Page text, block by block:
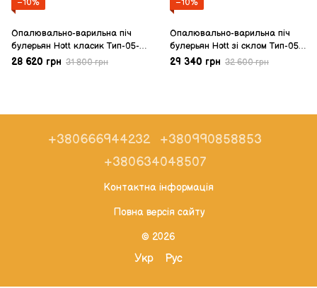
−10%
Опалювально-варильна піч
булерьян Hott класик Тип-05-
1300 м3
28 620 грн 31 800 грн
−10%
Опалювально-варильна піч
булерьян Hott зі склом Тип-05-
1300 м3
29 340 грн 32 600 грн
+380666944232
+380990858853
+380634048507
Контактна інформація
Повна версія сайту
© 2026
Укр Рус